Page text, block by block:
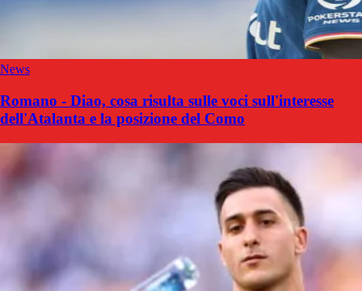
News
Romano - Diao, cosa risulta sulle voci sull'interesse
dell'Atalanta e la posizione del Como